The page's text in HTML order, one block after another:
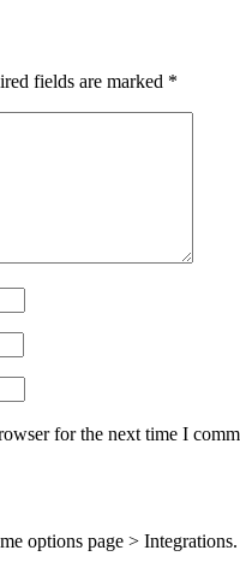
fields are marked *
for the next time I
options page > Integrations.